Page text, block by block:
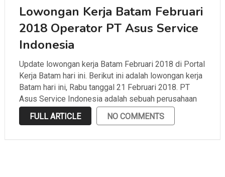
Lowongan Kerja Batam Februari
2018 Operator PT Asus Service
Indonesia
Update lowongan kerja Batam Februari 2018 di Portal
Kerja Batam hari ini. Berikut ini adalah lowongan kerja
Batam hari ini, Rabu tanggal 21 Februari 2018. PT
Asus Service Indonesia adalah sebuah perusahaan
electronic manufacture yang berlokasi di Tanjung
Uncang, Batam Supaya kamu tidak ketinggalan
FULL ARTICLE NO COMMENTS